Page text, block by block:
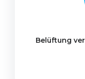
Belüftung